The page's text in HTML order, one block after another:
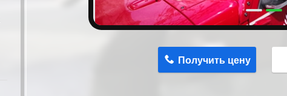
Получить цену